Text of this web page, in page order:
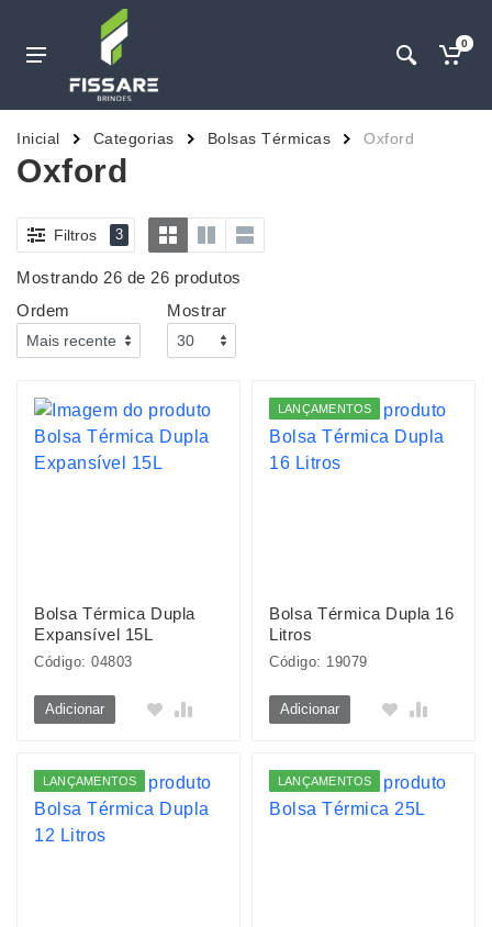
0
Inicial Categorias Bolsas Térmicas Oxford
Oxford
Filtros 3
Mostrando 26 de 26 produtos
Ordem
Mostrar
Bolsa Térmica Dupla
Expansível 15L
Código: 04803
Adicionar
LANÇAMENTOS
Bolsa Térmica Dupla 16
Litros
Código: 19079
Adicionar
LANÇAMENTOS LANÇAMENTOS